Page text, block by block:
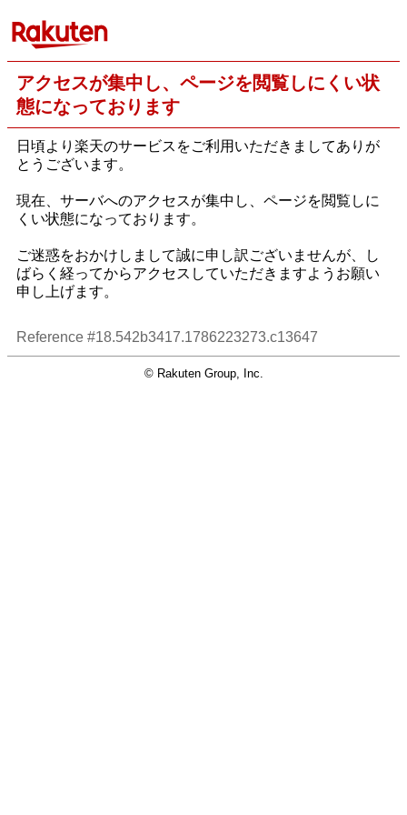
アクセスが集中し、ページを閲覧しにくい状
態になっております
日頃より楽天のサービスをご利用いただきましてありが
とうございます。
現在、サーバへのアクセスが集中し、ページを閲覧しに
くい状態になっております。
ご迷惑をおかけしまして誠に申し訳ございませんが、し
ばらく経ってからアクセスしていただきますようお願い
申し上げます。
Reference #18.542b3417.1786223273.c13647
© Rakuten Group, Inc.